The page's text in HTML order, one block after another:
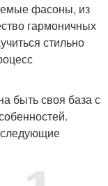
фасоны, из
гармоничных
стильно
быть своя база с
следующие